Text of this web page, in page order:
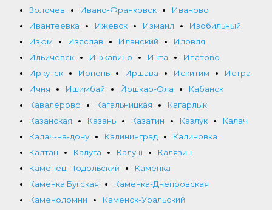
Золочев
Ивано-Франковск
Иваново
Ивантеевка
Ижевск Измаил
Изобильный
Изюм
Изяслав Иланский
Иловля
Ильичёвск
Инжавино Инта
Ипатово
Иркутск
Ирпень Иршава Искитим
Истра
Ичня
Ишимбай Йошкар-Ола
Кабанск
Кавалерово
Кагальницкая
Кагарлык
Казанская
Казань Казатин Казлук
Калач
Калач-на-дону
Калининград
Калиновка
Калтан
Калуга Калуш
Калязин
Каменец-Подольский
Каменка
Каменка Бугская
Каменка-Днепровская
Каменоломни
Каменск-Уральский